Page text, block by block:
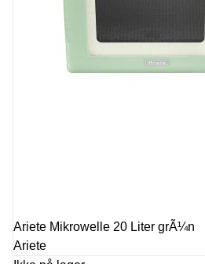
Ariete Mikrowelle 20 Liter grÃ¼n
Ariete